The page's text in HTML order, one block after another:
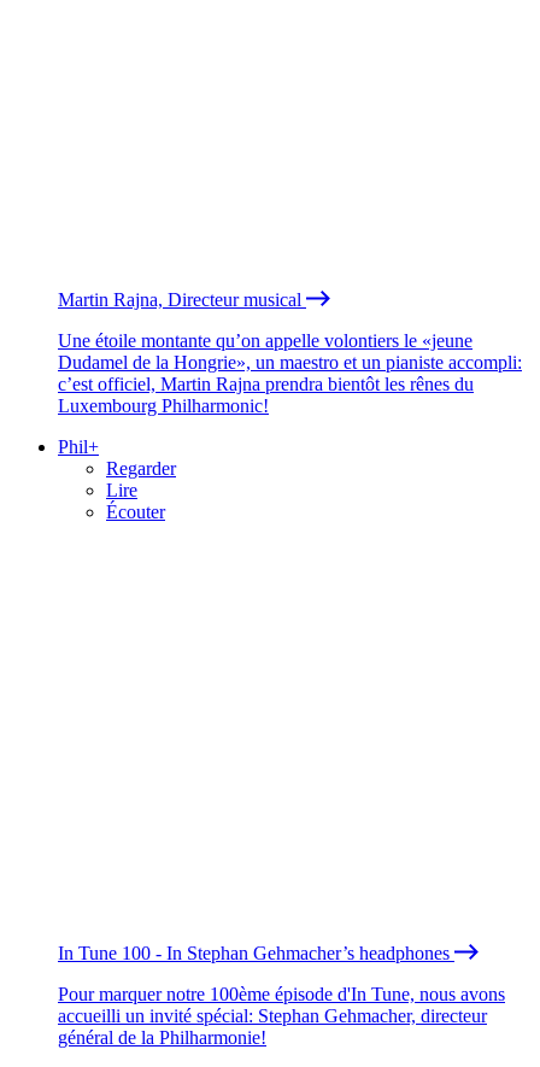
Martin Rajna, Directeur musical
Une étoile montante qu’on appelle volontiers le «jeune
Dudamel de la Hongrie», un maestro et un pianiste accompli:
c’est officiel, Martin Rajna prendra bientôt les rênes du
Luxembourg Philharmonic!
Phil+
Regarder
Lire
Écouter
In Tune 100 - In Stephan Gehmacher’s headphones
Pour marquer notre 100ème épisode d'In Tune, nous avons
accueilli un invité spécial: Stephan Gehmacher, directeur
général de la Philharmonie!